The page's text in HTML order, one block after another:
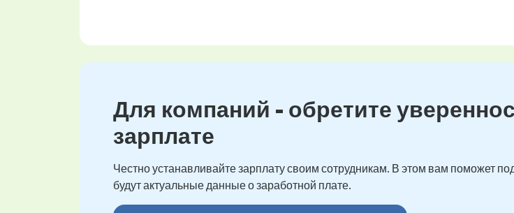
Для компаний - обретите
зарплате
Честно устанавливайте зарплату своим сотрудникам. В этом вам поможет
будут актуальные данные о заработной плате.